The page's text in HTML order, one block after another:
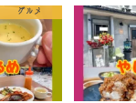
グルメ